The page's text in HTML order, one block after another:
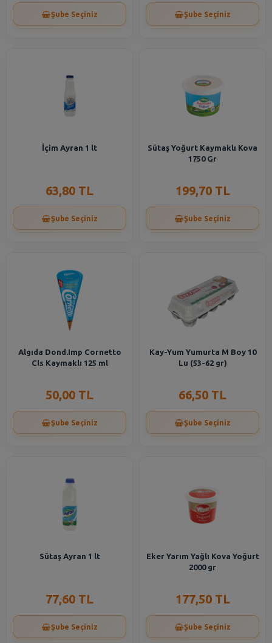
Şube Seçiniz Şube Seçiniz
İçim Ayran 1 lt
63,80 TL
Şube Seçiniz
Sütaş Yoğurt Kaymaklı Kova
1750 Gr
199,70 TL
Şube Seçiniz
Algıda Dond.Imp Cornetto
Cls Kaymaklı 125 ml
50,00 TL
Şube Seçiniz
Kay-Yum Yumurta M Boy 10
Lu (53-62 gr)
66,50 TL
Şube Seçiniz
Sütaş Ayran 1 lt
77,60 TL
Şube Seçiniz
Eker Yarım Yağlı Kova Yoğurt
2000 gr
177,50 TL
Şube Seçiniz